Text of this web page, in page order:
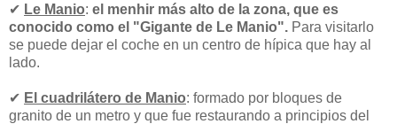
✔ Le Manio: el menhir más alto de la zona, que es
conocido como el "Gigante de Le Manio". Para visitarlo
se puede dejar el coche en un centro de hípica que hay al
lado.
✔ El cuadrilátero de Manio: formado por bloques de
granito de un metro y que fue restaurando a principios del